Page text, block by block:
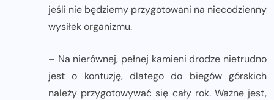
jeśli nie będziemy przygotowani na niecodzienny
wysiłek organizmu.
– Na nierównej, pełnej kamieni drodze nietrudno
jest o kontuzję, dlatego do biegów górskich
należy przygotowywać się cały rok. Ważne jest,